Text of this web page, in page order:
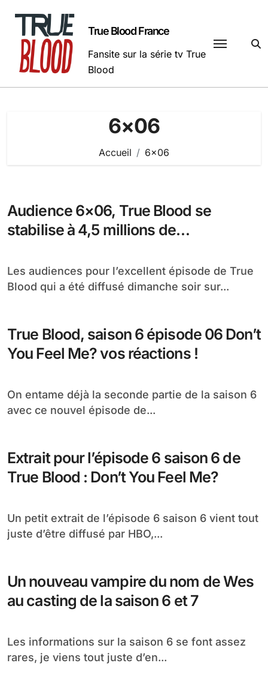
contenu
True Blood France
Fansite sur la série tv True
Blood
6×06
Accueil 6×06
Audience 6×06, True Blood se
stabilise à 4,5 millions de
Les audiences pour l’excellent épisode de True
Blood qui a été diffusé dimanche soir sur...
True Blood, saison 6 épisode 06 Don’t
You Feel Me? vos réactions !
On entame déjà la seconde partie de la saison 6
avec ce nouvel épisode de...
Extrait pour l’épisode 6 saison 6 de
True Blood : Don’t You Feel Me?
Un petit extrait de l’épisode 6 saison 6 vient tout
juste d’être diffusé par HBO,...
Un nouveau vampire du nom de Wes
au casting de la saison 6 et 7
Les informations sur la saison 6 se font assez
rares, je viens tout juste d’en...